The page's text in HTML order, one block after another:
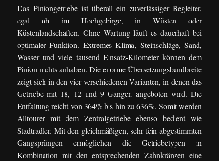
Das Piniongetriebe ist überall ein zuverlässiger Begleiter,
egal ob im Hochgebirge, in Wüsten oder
Küstenlandschaften. Ohne Wartung läuft es dauerhaft bei
optimaler Funktion. Extremes Klima, Steinschläge, Sand,
Wasser und viele tausend Einsatz-Kilometer können dem
Pinion nichts anhaben. Die enorme Übersetzungsbandbreite
zeigt sich in den vier verschiedenen Varianten, in denen das
Getriebe mit 18, 12 und 9 Gängen angeboten wird. Die
Entfaltung reicht von 364% bis hin zu 636%. Somit werden
Alltourer mit dem Zentralgetriebe ebenso bedient wie
Stadtradler. Mit den gleichmäßigen, sehr fein abgestimmten
Gangsprüngen ermöglichen die Getriebetypen in
Kombination mit den entsprechenden Zahnkränzen eine